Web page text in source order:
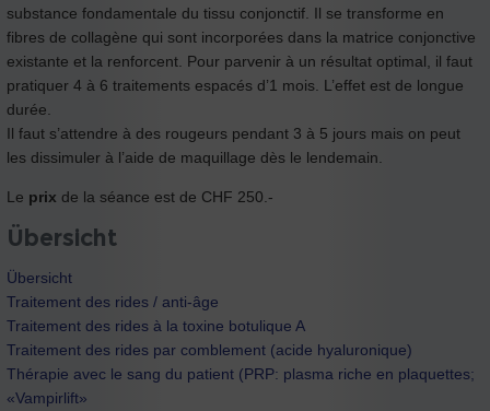
substance fondamentale du tissu conjonctif. Il se transforme en
fibres de collagène qui sont incorporées dans la matrice conjonctive
existante et la renforcent. Pour parvenir à un résultat optimal, il faut
pratiquer 4 à 6 traitements espacés d’1 mois. L’effet est de longue
durée.
Il faut s’attendre à des rougeurs pendant 3 à 5 jours mais on peut
les dissimuler à l’aide de maquillage dès le lendemain.
Le prix de la séance est de CHF 250.-
Übersicht
Übersicht
Traitement des rides / anti-âge
Traitement des rides à la toxine botulique A
Traitement des rides par comblement (acide hyaluronique)
Thérapie avec le sang du patient (PRP: plasma riche en plaquettes;
«Vampirlift»